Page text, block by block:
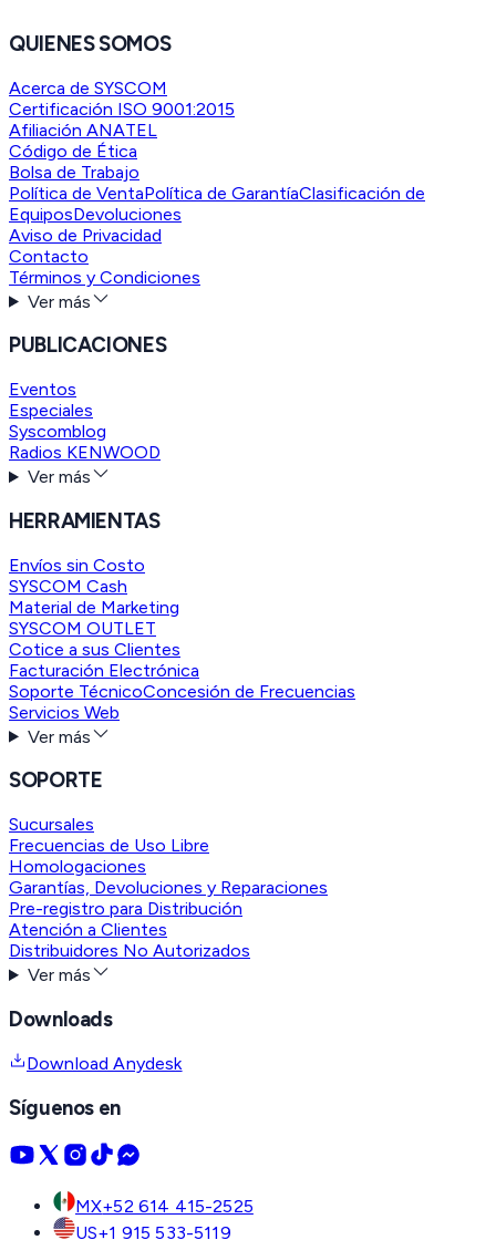
QUIENES SOMOS
Acerca de SYSCOM
Certificación ISO 9001:2015
Afiliación ANATEL
Código de Ética
Bolsa de Trabajo
Política de VentaPolítica de GarantíaClasificación de
EquiposDevoluciones
Aviso de Privacidad
Contacto
Términos y Condiciones
Ver más
PUBLICACIONES
Eventos
Especiales
Syscomblog
Radios KENWOOD
Ver más
HERRAMIENTAS
Envíos sin Costo
SYSCOM Cash
Material de Marketing
SYSCOM OUTLET
Cotice a sus Clientes
Facturación Electrónica
Soporte TécnicoConcesión de Frecuencias
Servicios Web
Ver más
SOPORTE
Sucursales
Frecuencias de Uso Libre
Homologaciones
Garantías, Devoluciones y Reparaciones
Pre-registro para Distribución
Atención a Clientes
Distribuidores No Autorizados
Ver más
Downloads
Download Anydesk
Síguenos en
MX+52 614 415-2525
US+1 915 533-5119